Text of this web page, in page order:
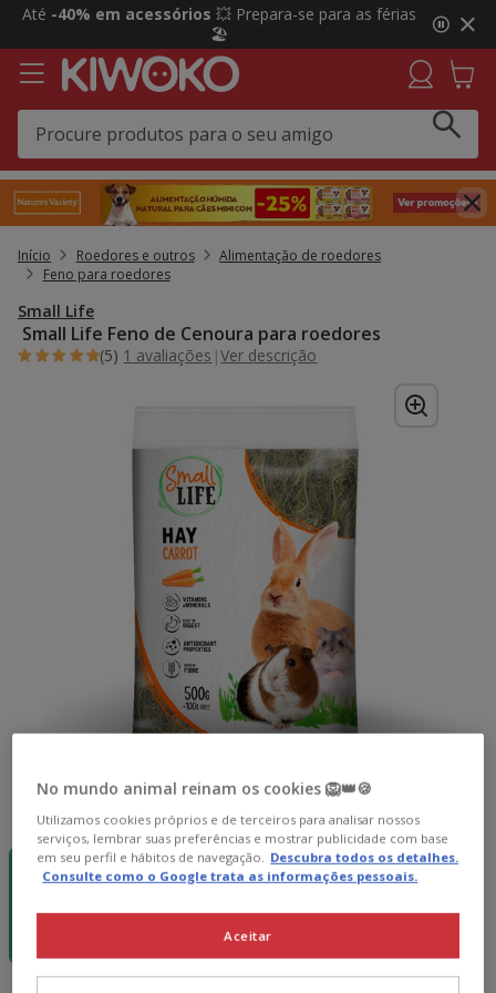
2
3,
mensagem,
Até -40% em acessórios 💥 Prepara-se para as férias
🏖️
Início Roedores e outros
Alimentação de roedores
Feno para roedores
Small Life
Small Life Feno de Cenoura para roedores
(5) 1 avaliações |Ver descrição
Peso: 500 g
500 g
-15€ c/
cupão 💰
5 uds. x 500 g
Pack
Poupança
(9.28€ / kg)
No mundo animal reinam os cookies 🦁👑🍪
Utilizamos cookies próprios e de terceiros para analisar nossos
serviços, lembrar suas preferências e mostrar publicidade com base
em seu perfil e hábitos de navegação. Descubra todos os detalhes.
Consulte como o Google trata as informações pessoais.
Aceitar